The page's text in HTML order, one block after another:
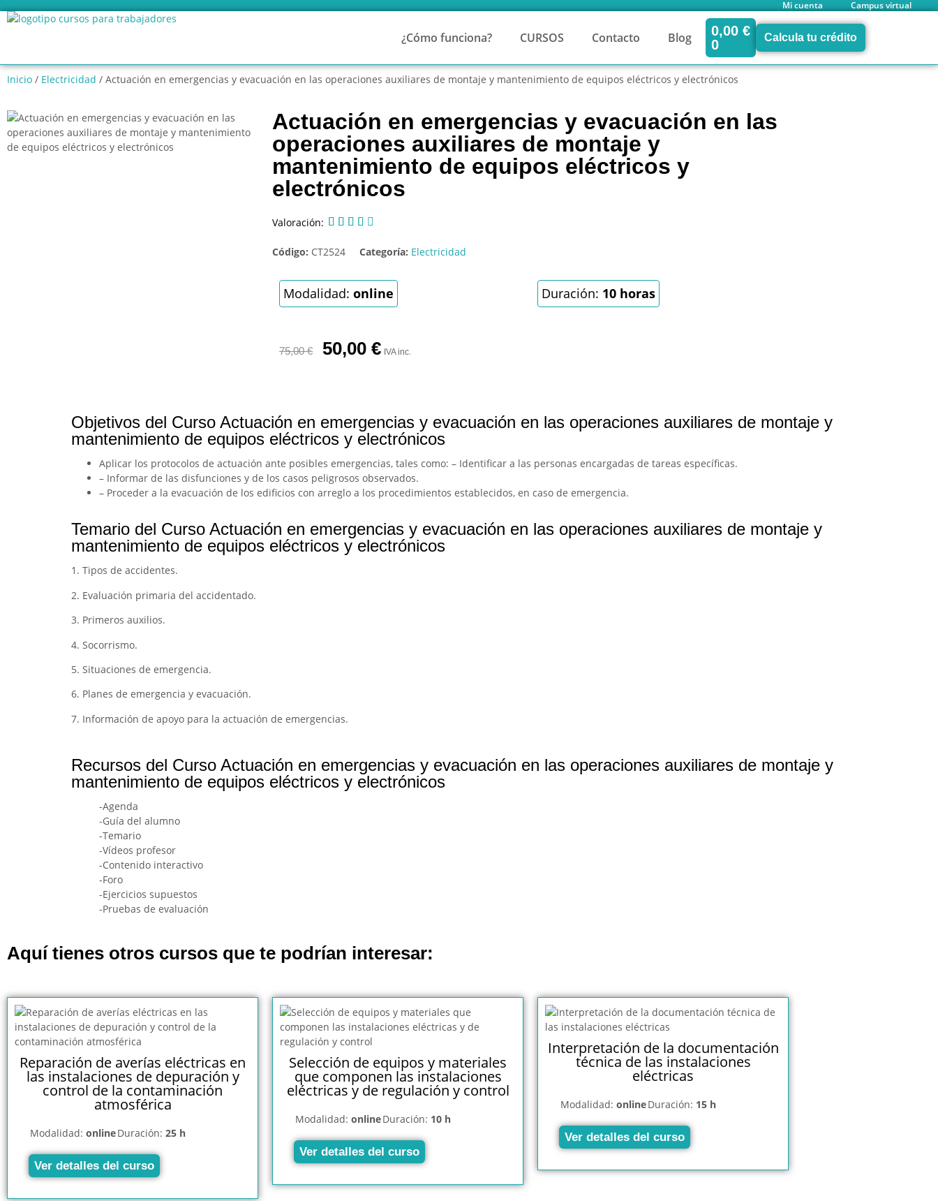
Mi cuenta Campus virtual
¿Cómo funciona? CURSOS Contacto Blog 0,00 €
0
Calcula tu crédito
Inicio / Electricidad / Actuación en emergencias y evacuación en las operaciones auxiliares de montaje y mantenimiento de equipos eléctricos y electrónicos
Actuación en emergencias y evacuación en las
operaciones auxiliares de montaje y
mantenimiento de equipos eléctricos y
electrónicos
Valoración:     
Código: CT2524 Categoría: Electricidad
Modalidad: online Duración: 10 horas
75,00€ 50,00 € IVA inc.
Objetivos del Curso Actuación en emergencias y evacuación en las operaciones auxiliares de montaje y
mantenimiento de equipos eléctricos y electrónicos
Aplicar los protocolos de actuación ante posibles emergencias, tales como: – Identificar a las personas encargadas de tareas específicas.
– Informar de las disfunciones y de los casos peligrosos observados.
– Proceder a la evacuación de los edificios con arreglo a los procedimientos establecidos, en caso de emergencia.
Temario del Curso Actuación en emergencias y evacuación en las operaciones auxiliares de montaje y
mantenimiento de equipos eléctricos y electrónicos
1. Tipos de accidentes.
2. Evaluación primaria del accidentado.
3. Primeros auxilios.
4. Socorrismo.
5. Situaciones de emergencia.
6. Planes de emergencia y evacuación.
7. Información de apoyo para la actuación de emergencias.
Recursos del Curso Actuación en emergencias y evacuación en las operaciones auxiliares de montaje y
mantenimiento de equipos eléctricos y electrónicos
-Agenda
-Guía del alumno
-Temario
-Vídeos profesor
-Contenido interactivo
-Foro
-Ejercicios supuestos
-Pruebas de evaluación
Aquí tienes otros cursos que te podrían interesar:
Reparación de averías eléctricas en
las instalaciones de depuración y
control de la contaminación
atmosférica
Modalidad: onlineDuración: 25 h
Ver detalles del curso
Selección de equipos y materiales
que componen las instalaciones
eléctricas y de regulación y control
Modalidad: onlineDuración: 10 h
Ver detalles del curso
Interpretación de la documentación
técnica de las instalaciones
eléctricas
Modalidad: onlineDuración: 15 h
Ver detalles del curso